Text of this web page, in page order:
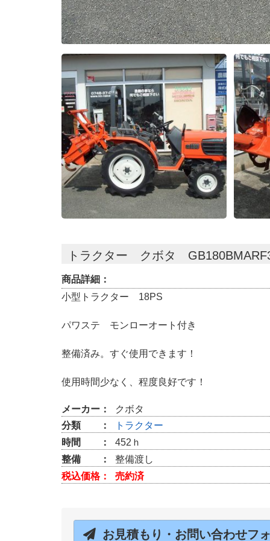
トラクター クボタ
商品詳細：
小型トラクター 18PS
パワステ モンローオート付き
整備済み。すぐ使用できます！
使用時間少なく、程度良好です！
メーカー：
クボタ
分類 ：
トラクター
時間 ：
452ｈ
整備 ：
整備渡し
税込価格：
売約済
お見積もり・お問い合わせフ